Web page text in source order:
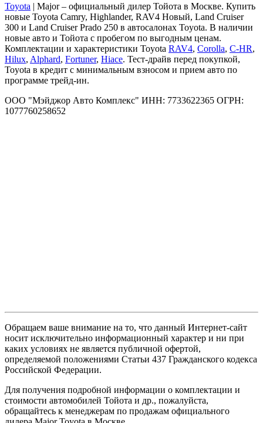
Toyota | Major – официальный дилер Тойота в Москве. Купить
новые Toyota Camry, Highlander, RAV4 Новый, Land Cruiser
300 и Land Cruiser Prado 250 в автосалонах Toyota. В наличии
новые авто и Тойота с пробегом по выгодным ценам.
Комплектации и характеристики Toyota RAV4, Corolla, C-HR,
Hilux, Alphard, Fortuner, Hiace. Тест-драйв перед покупкой,
Toyota в кредит с минимальным взносом и прием авто по
программе трейд-ин.
ООО "Мэйджор Авто Комплекс" ИНН: 7733622365 ОГРН:
1077760258652
Обращаем ваше внимание на то, что данный Интернет-сайт
носит исключительно информационный характер и ни при
каких условиях не является публичной офертой,
определяемой положениями Статьи 437 Гражданского кодекса
Российской Федерации.
Для получения подробной информации о комплектации и
стоимости автомобилей Тойота и др., пожалуйста,
обращайтесь к менеджерам по продажам официального